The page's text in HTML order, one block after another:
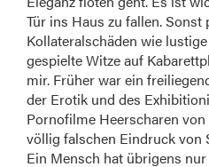
Tür ins Haus zu fallen. Sonst
Kollateralschäden wie
gespielte Witze auf
mir. Früher war ein
der Erotik und des
Pornofilme Heerscharen
völlig falschen Eindruck von
Ein Mensch hat übrigens